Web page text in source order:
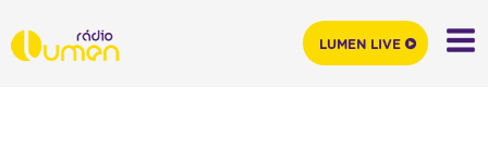
LUMEN LIVE